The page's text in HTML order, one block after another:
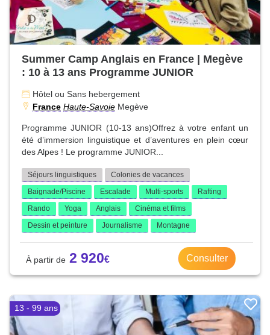
Summer Camp Anglais en France | Megève
: 10 à 13 ans Programme JUNIOR
Hôtel ou Sans hebergement
France Haute-Savoie Megève
Programme JUNIOR (10-13 ans)Offrez à votre enfant un
été d’immersion linguistique et d’aventures en plein cœur
des Alpes ! Le programme JUNIOR...
Séjours linguistiques
Colonies de vacances
Baignade/Piscine
Escalade Multi-sports
Rafting
Rando
Yoga Anglais
Cinéma et films
Dessin et peinture
Journalisme Montagne
2 920 Consulter
13 - 99 ans